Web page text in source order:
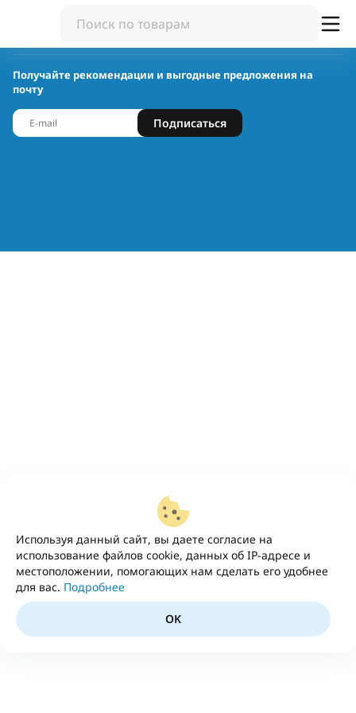
Используя данный сайт, вы даете согласие на
использование файлов cookie, данных об IP-адресе и
местоположении, помогающих нам сделать его удобнее
для вас. Подробнее
OK
Получайте рекомендации и выгодные предложения на
почту
Подписаться